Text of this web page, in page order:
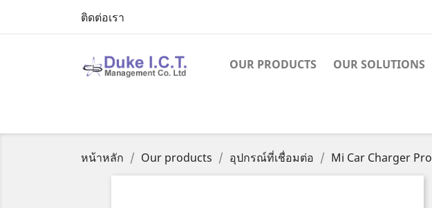
ติดต่อเรา
OUR PRODUCTS OUR SOLUTIONS
หน้าหลัก Our products อุปกรณ์ที่เชื่อมต่อ Mi Car Charger Pro